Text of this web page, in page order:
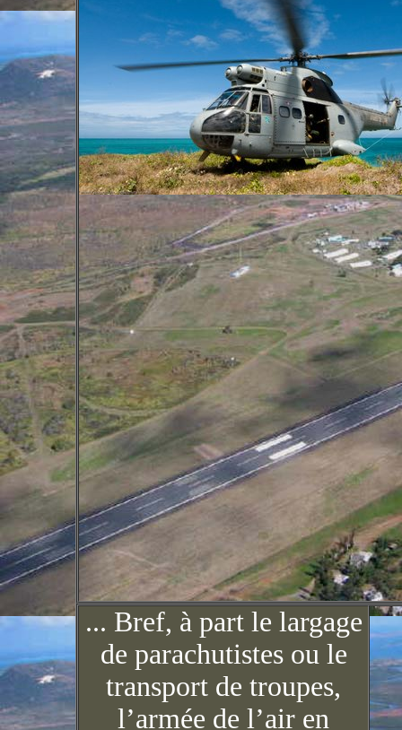
... Bref, à part le largage
de parachutistes ou le
transport de troupes,
l’armée de l’air en